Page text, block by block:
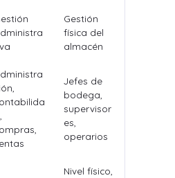
Gestión
física del
almacén
Jefes de
bodega,
supervisor
es,
operarios
Nivel físico,